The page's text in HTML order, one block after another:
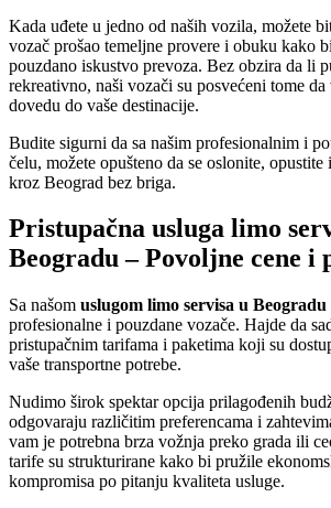
Kada uđete u jedno od naših vozila, možete
vozač prošao temeljne provere i obuku kako
pouzdano iskustvo prevoza. Bez obzira da li
rekreativno, naši vozači su posvećeni tome
dovedu do vaše destinacije.
Budite sigurni da sa našim profesionalnim i
čelu, možete opušteno da se oslonite,
kroz Beograd bez briga.
Pristupačna usluga limo
Beogradu – Povoljne cene i
Sa našom uslugom limo servisa u Beogradu
profesionalne i pouzdane vozače. Hajde da
pristupačnim tarifama i paketima koji su
vaše transportne potrebe.
Nudimo širok spektar opcija prilagođenih
odgovaraju različitim preferencama i
vam je potrebna brza vožnja preko grada ili
tarife su strukturirane kako bi pružile
kompromisa po pitanju kvaliteta usluge.